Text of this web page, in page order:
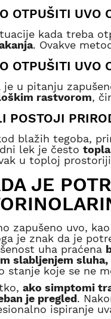
OTPUŠITI UVO
kada treba
. Ovakve
OTPUŠITI UVO
je u pitanju
rastvorom,
POSTOJI
blažih tegoba,
lek je često
u toploj
JE
zapušeno uvo,
je znak da je
uha praćena
slabljenjem
stanje koje se ne
ako simptomi
je pregled.
ispiranje